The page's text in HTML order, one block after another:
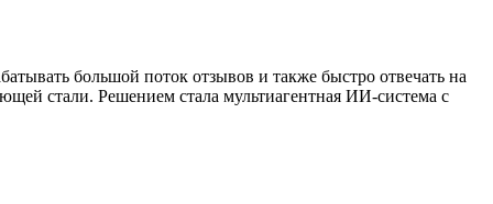
большой поток отзывов и также быстро отвечать на
стали. Решением стала мультиагентная ИИ-система с